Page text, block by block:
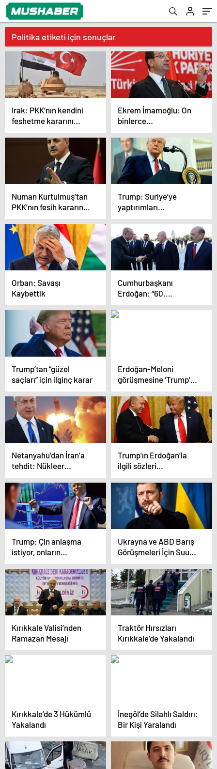
Politika etiketi için sonuçlar
Irak: PKK’nın kendini
feshetme kararını
memnuniyetle
karşılıyoruz
Ekrem İmamoğlu: On
binlerce
vatandaşımızın
hayatına mal olan
dönemin kapanmasına
çok sevindim
Numan Kurtulmuş’tan
PKK’nın fesih kararına
ilk yorum: Yasama ve
yürütme sorumlulukla
hareket etmeli
Trump: Suriye’ye
yaptırımları
kaldırabiliriz
Orban: Savaşı
Kaybettik
Cumhurbaşkanı
Erdoğan: “60.
Cumhurbaşkanlığı
Türkiye Bisiklet
Trump’tan “güzel
saçları” için ilginç karar
Erdoğan-Meloni
görüşmesine ‘Trump’
engeli
Netanyahu’dan İran’a
tehdit: Nükleer
anlaşma
sağlanamazsa askeri
seçeneğe yöneleceğiz
Trump’ın Erdoğan’la
ilgili sözleri
Yunanistan’ı panikletti
Trump: Çin anlaşma
istiyor, onların
aramasını bekliyorum
Ukrayna ve ABD Barış
Görüşmeleri İçin Suudi
Arabistan’da Bir Araya
Geliyor
Kırıkkale Valisi’nden
Ramazan Mesajı
Traktör Hırsızları
Kırıkkale’de Yakalandı
Kırıkkale’de 3 Hükümlü
Yakalandı
İnegöl’de Silahlı Saldırı:
Bir Kişi Yaralandı